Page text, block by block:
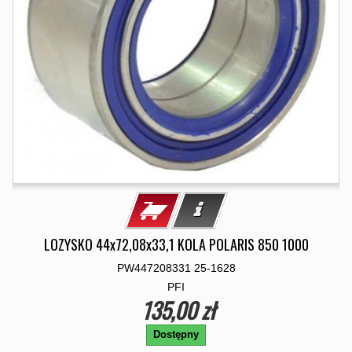
LOZYSKO 44x72,08x33,1 KOLA POLARIS 850 1000
PW447208331 25-1628
PFI
135,00 zł
Dostępny